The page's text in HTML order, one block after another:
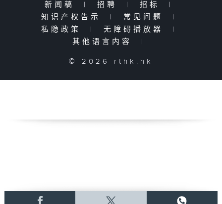
新闻稿 | 招聘 | 招标
|
知识产权告示
| 常见问题
|
私隐政策
| 无障碍播放器
|
其他语言内容
|
© 2026 rthk.hk